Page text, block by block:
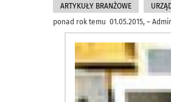
ARTYKUŁY BRANŻOWE
ponad rok temu 01.05.2015, ~